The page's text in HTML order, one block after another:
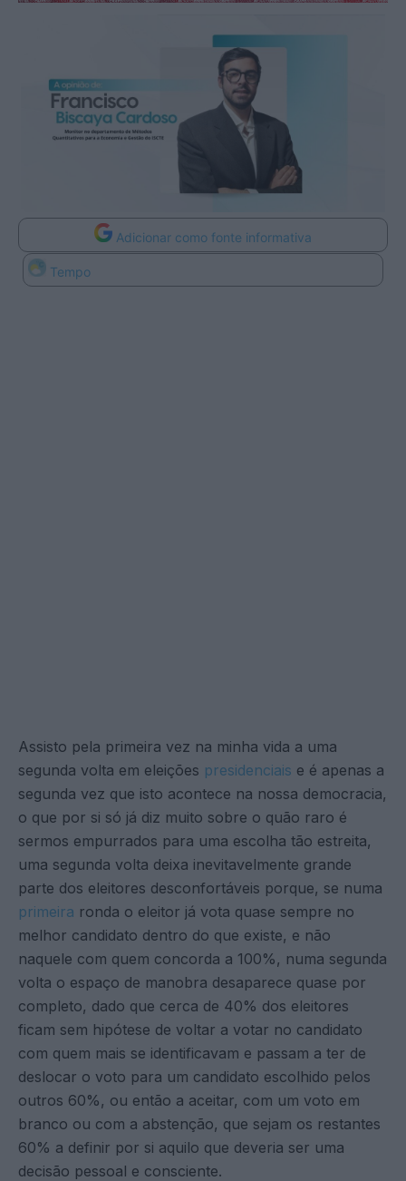
Adicionar como fonte informativa
Tempo
Assisto pela primeira vez na minha vida a uma
segunda volta em eleições presidenciais e é apenas a
segunda vez que isto acontece na nossa democracia,
o que por si só já diz muito sobre o quão raro é
sermos empurrados para uma escolha tão estreita,
uma segunda volta deixa inevitavelmente grande
parte dos eleitores desconfortáveis porque, se numa
primeira ronda o eleitor já vota quase sempre no
melhor candidato dentro do que existe, e não
naquele com quem concorda a 100%, numa segunda
volta o espaço de manobra desaparece quase por
completo, dado que cerca de 40% dos eleitores
ficam sem hipótese de voltar a votar no candidato
com quem mais se identificavam e passam a ter de
deslocar o voto para um candidato escolhido pelos
outros 60%, ou então a aceitar, com um voto em
branco ou com a abstenção, que sejam os restantes
60% a definir por si aquilo que deveria ser uma
decisão pessoal e consciente.